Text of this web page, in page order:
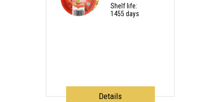
Shelf life:
1455 days
Details